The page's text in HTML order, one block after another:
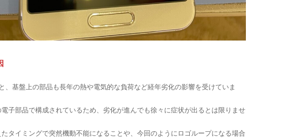
、基盤上の部品も長年の熱や電気的な負荷など経年劣化の影響を受けていま
子部品で構成されているため、劣化が進んでも徐々に症状が出るとは限りませ
タイミングで突然機動不能になることや、今回のようにロゴループになる場合